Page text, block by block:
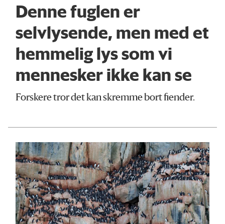
Denne fuglen er
selvlysende, men med et
hemmelig lys som vi
mennesker ikke kan se
Forskere tror det kan skremme bort fiender.